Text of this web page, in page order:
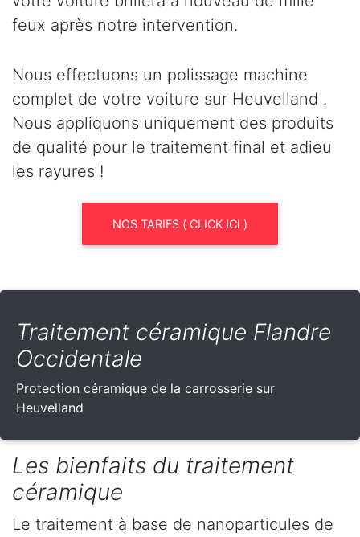
feux après notre intervention.
Nous effectuons un polissage machine
complet de votre voiture sur Heuvelland .
Nous appliquons uniquement des produits
de qualité pour le traitement final et adieu
les rayures !
NOS TARIFS ( CLICK ICI )
Traitement céramique Flandre
Occidentale
Protection céramique de la carrosserie sur
Heuvelland
Les bienfaits du traitement
céramique
Le traitement à base de nanoparticules de